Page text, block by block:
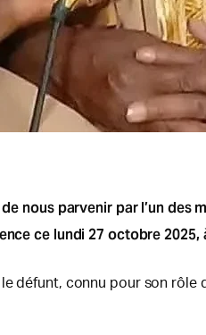
nous parvenir par l’un des
ce lundi 27 octobre 2025,
défunt, connu pour son